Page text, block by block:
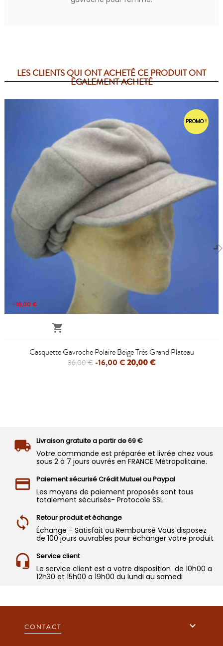
LES CLIENTS QUI ONT ACHETÉ CE PRODUIT ONT
ÉGALEMENT ACHETÉ
PROMO !
-16,00 €

Casquette Gavroche Polaire Beige Trés Grand Plateau
36,00 € -16,00 €20,00 €
Livraison gratuite a partir de 69 €
Votre commande est préparée et livrée chez vous
sous 2 à 7 jours ouvrés en FRANCE Métropolitaine.
Paiement sécurisé Crédit Mutuel ou Paypal
Les moyens de paiement proposés sont tous
totalement sécurisés- Protocole SSL.
Retour produit et échange
Échange - Satisfait ou Remboursé Vous disposez
de 100 jours ouvrables pour échanger votre produit
Service client
Le service client est a votre disposition de 10h00 a
12h30 et 15h00 a 19h00 du lundi au samedi
CONTACT 